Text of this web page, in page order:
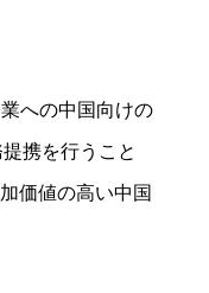
への中国向けの
携を行うこと
価値の高い中国